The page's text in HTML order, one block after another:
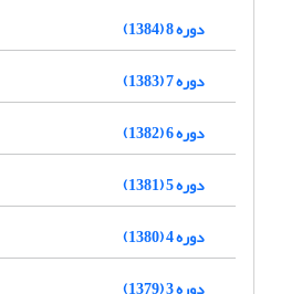
دوره 8 (1384)
دوره 7 (1383)
دوره 6 (1382)
دوره 5 (1381)
دوره 4 (1380)